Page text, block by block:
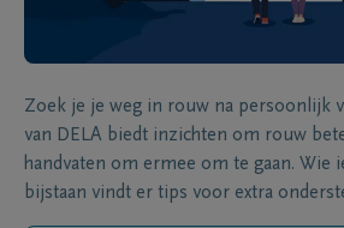
Zoek je je weg in rouw na persoonlijk
van DELA biedt inzichten om rouw
handvaten om ermee om te gaan. Wie
bijstaan vindt er tips voor extra